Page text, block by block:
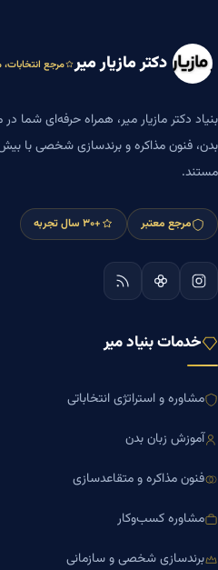
دکتر مازیار میر مرجع انتخابات،
بنیاد دکتر مازیار میر، همراه حرفه‌ای شما
مستند.
مرجع معتبر +۳۰ سال تجربه
خدمات بنیاد میر
مشاوره و استراتژی انتخاباتی
آموزش زبان بدن
فنون مذاکره و متقاعدسازی
مشاوره کسب‌وکار
برندسازی شخصی و سازمانی